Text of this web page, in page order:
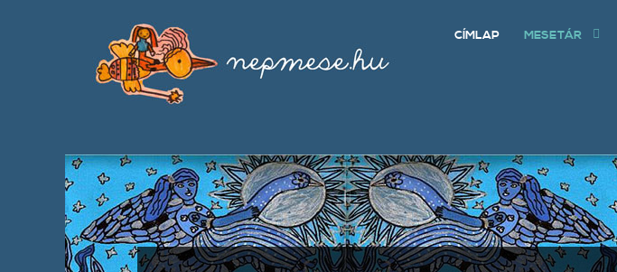
CÍMLAP MESETÁR